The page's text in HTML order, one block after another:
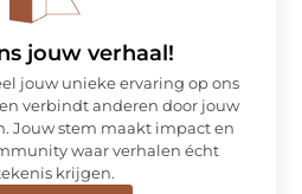
jouw verhaal!
jouw unieke ervaring op ons
verbindt anderen door jouw
Jouw stem maakt impact en
waar verhalen écht
krijgen.